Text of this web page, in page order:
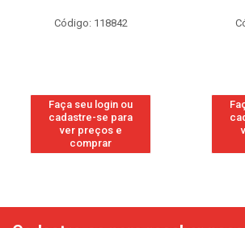
Código: 118842
Faça seu login ou
cadastre-se para
ver preços e
comprar